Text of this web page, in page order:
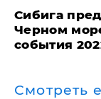
Сибига
Черном
события
Смотреть